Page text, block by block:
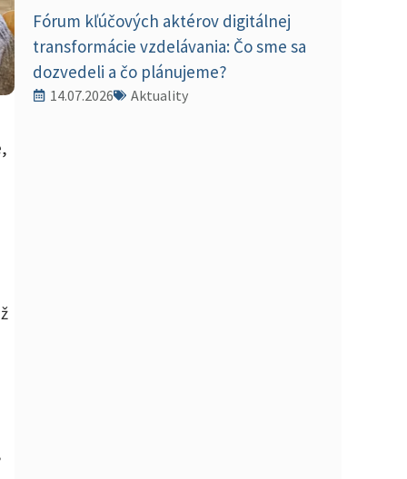
Fórum kľúčových aktérov digitálnej
transformácie vzdelávania: Čo sme sa
dozvedeli a čo plánujeme?
14.07.2026 Aktuality